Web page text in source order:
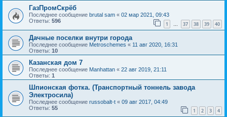
ГазПромСкрёб
Последнее сообщение brutal sam « 02 мар 2021, 09:43
Ответы: 596 1 … 37 38 39 40
Дачные поселки внутри города
Последнее сообщение Metroschemes « 11 авг 2020, 16:31
Ответы: 10
Казанская дом 7
Последнее сообщение Manhattan « 22 авг 2019, 21:11
Ответы: 1
Шпионская фотка. (Транспортный тоннель завода
Электросила)
Последнее сообщение russobalt-t « 09 авг 2017, 04:49
Ответы: 55 1 2 3 4